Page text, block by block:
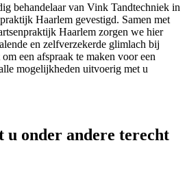
behandelaar van Vink Tandtechniek in
Haarlem gevestigd. Samen met
Haarlem zorgen we hier
en zelfverzekerde glimlach bij
een afspraak te maken voor een
mogelijkheden uitvoerig met u
onder andere terecht